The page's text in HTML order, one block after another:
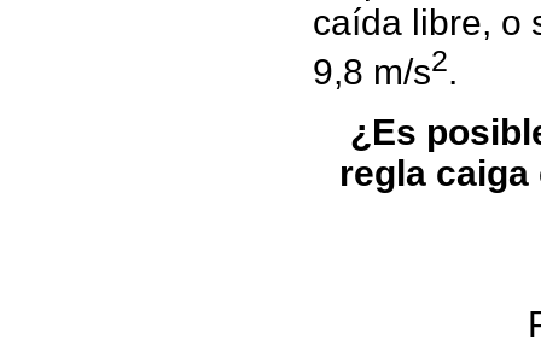
caída libre, o
9,8 m/s2.
¿Es
regla